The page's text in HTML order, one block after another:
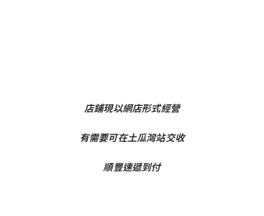
店鋪現以網店形式經營
有需要可在土瓜灣站交收
順豐速遞到付